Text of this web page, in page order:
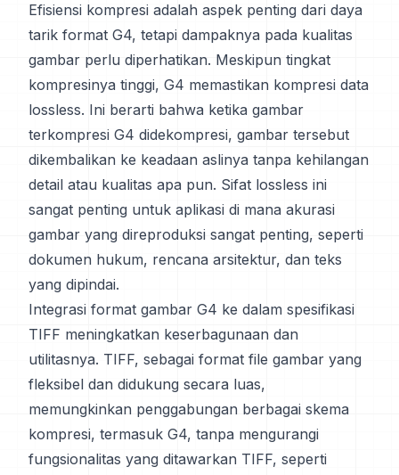
Efisiensi kompresi adalah aspek penting dari daya
tarik format G4, tetapi dampaknya pada kualitas
gambar perlu diperhatikan. Meskipun tingkat
kompresinya tinggi, G4 memastikan kompresi data
lossless. Ini berarti bahwa ketika gambar
terkompresi G4 didekompresi, gambar tersebut
dikembalikan ke keadaan aslinya tanpa kehilangan
detail atau kualitas apa pun. Sifat lossless ini
sangat penting untuk aplikasi di mana akurasi
gambar yang direproduksi sangat penting, seperti
dokumen hukum, rencana arsitektur, dan teks
yang dipindai.
Integrasi format gambar G4 ke dalam spesifikasi
TIFF meningkatkan keserbagunaan dan
utilitasnya. TIFF, sebagai format file gambar yang
fleksibel dan didukung secara luas,
memungkinkan penggabungan berbagai skema
kompresi, termasuk G4, tanpa mengurangi
fungsionalitas yang ditawarkan TIFF, seperti